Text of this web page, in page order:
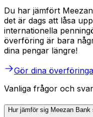
Du har jämfört
det är dags att låsa
internationella
överföring är bara
dina pengar längre!
Gör dina
Vanliga frågor och svar
Hur jämför sig Meezan